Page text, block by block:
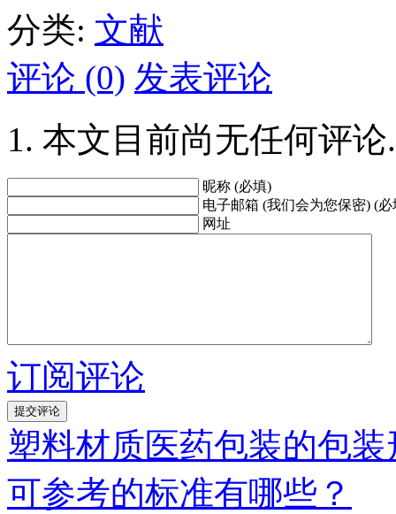
分类: 文献
评论 (0) 发表评论
本文目前尚无任何评论.
昵称 (必填)
电子邮箱 (我们会为您保密) (必
网址
订阅评论
塑料材质医药包装的包
可参考的标准有哪些？